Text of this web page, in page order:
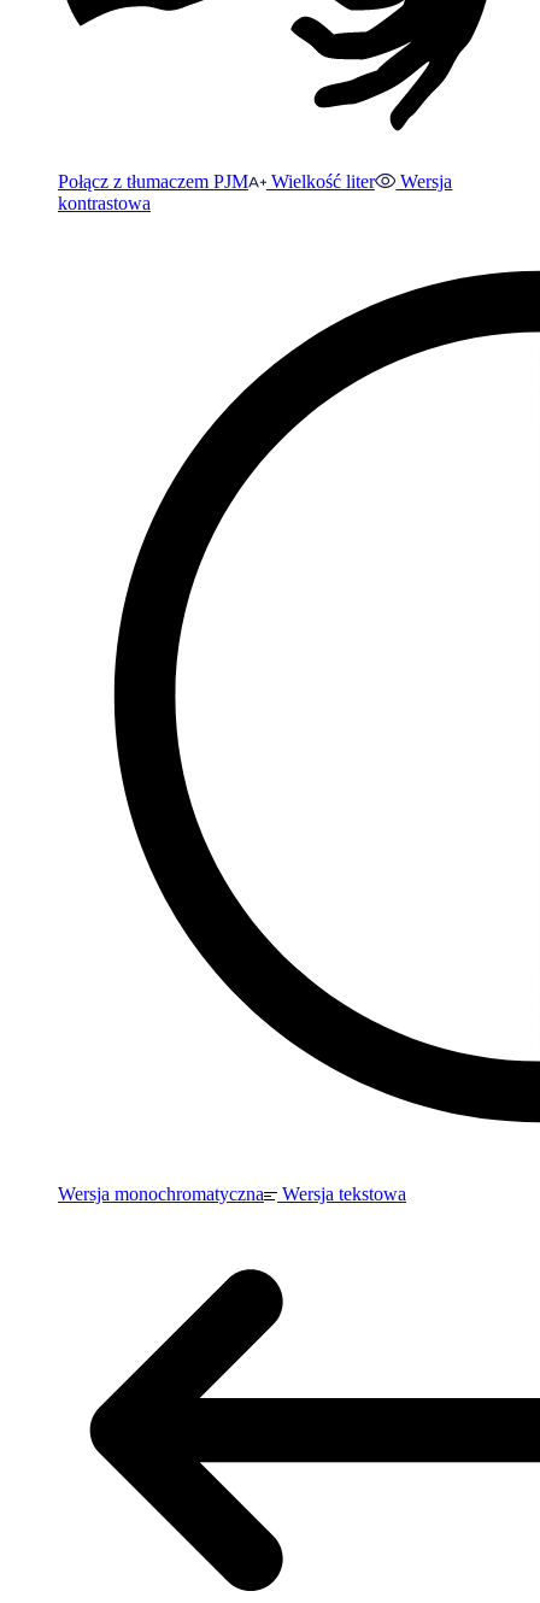
Połącz z tłumaczem PJM Wielkość liter
Wersja
kontrastowa
Wersja monochromatyczna Wersja tekstowa